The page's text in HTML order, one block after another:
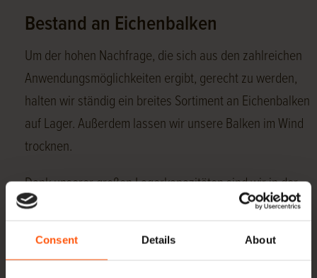
Consent Details About
Bestand an Eichenbalken
Um der hohen Nachfrage, die sich aus den zahlreichen
Anwendungsmöglichkeiten ergibt, gerecht zu werden,
halten wir ständig ein breites Sortiment an Eichenbalken
auf Lager. Außerdem lassen wir unsere Balken im Wind
trocknen.
Dank unserer großen Lagerkapazitäten sind wir in der
Lage, fast jede Spezifikation von Eichenbalken ab Lager